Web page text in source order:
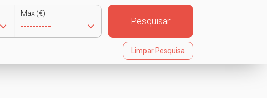
Max (€)
Pesquisar
Limpar Pesquisa